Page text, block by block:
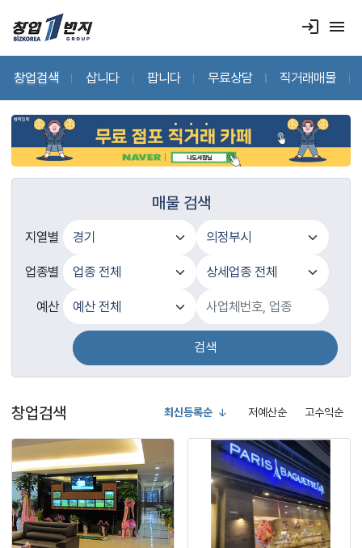
login menu
창업검색 삽니다 팝니다 무료상담 직거래매물
매물 검색
지열별
업종별
예산
검색
창업검색 최신등록순 저예산순 고수익순